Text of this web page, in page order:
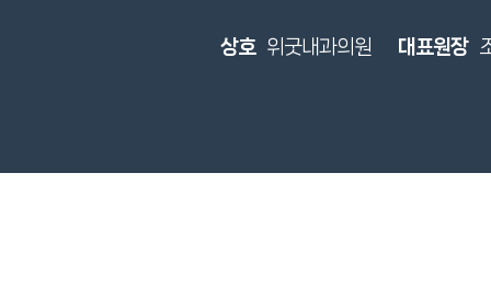
상호 위굿내과의원 대표원장